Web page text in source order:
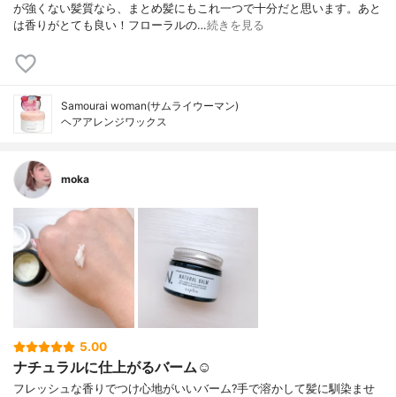
が強くない髪質なら、まとめ髪にもこれ一つで十分だと思います。あと
は香りがとても良い！フローラルの…続きを見る
Samourai woman(サムライウーマン)
ヘアアレンジワックス
moka
5.00
ナチュラルに仕上がるバーム☺️
フレッシュな香りでつけ心地がいいバーム?手で溶かして髪に馴染ませ